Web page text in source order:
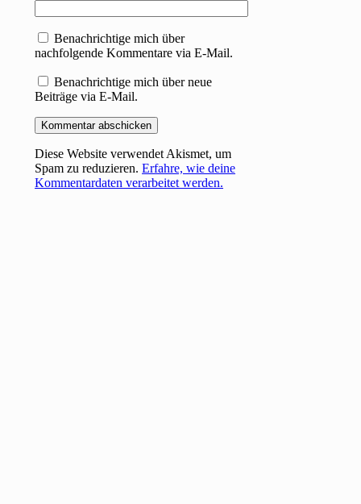
Benachrichtige mich über
nachfolgende Kommentare via E-Mail.
Benachrichtige mich über neue
Beiträge via E-Mail.
Diese Website verwendet Akismet, um
Spam zu reduzieren.Erfahre, wie deine
Kommentardaten verarbeitet werden.